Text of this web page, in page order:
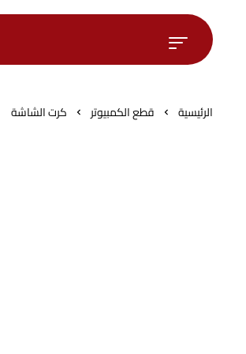
الرئيسية قطع الكمبيوتر كرت الشاشة